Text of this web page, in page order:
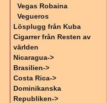
Vegas Robaina
Vegueros
Lösplugg från Kuba
Cigarrer från Resten av
världen
Nicaragua->
Brasilien->
Costa Rica->
Dominikanska
Republiken->